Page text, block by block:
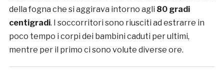
della fogna che si aggirava intorno agli 80 gradi
centigradi. I soccorritori sono riusciti ad estrarre in
poco tempo i corpi dei bambini caduti per ultimi,
mentre per il primo ci sono volute diverse ore.